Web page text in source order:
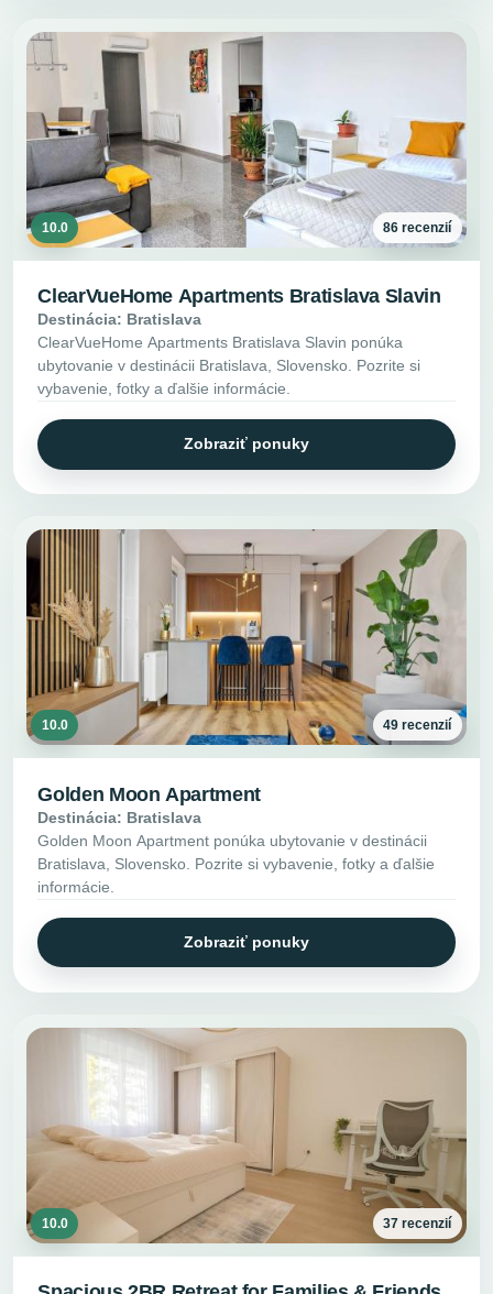
10.0 86 recenzií
ClearVueHome Apartments Bratislava Slavin
Destinácia: Bratislava
ClearVueHome Apartments Bratislava Slavin ponúka
ubytovanie v destinácii Bratislava, Slovensko. Pozrite si
vybavenie, fotky a ďalšie informácie.
Zobraziť ponuky
10.0 49 recenzií
Golden Moon Apartment
Destinácia: Bratislava
Golden Moon Apartment ponúka ubytovanie v destinácii
Bratislava, Slovensko. Pozrite si vybavenie, fotky a ďalšie
informácie.
Zobraziť ponuky
10.0 37 recenzií